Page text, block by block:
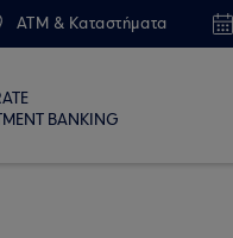
ATM & Καταστήματα
BANKING